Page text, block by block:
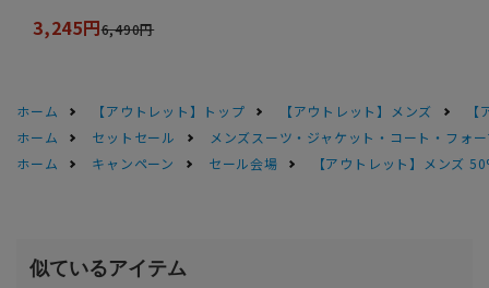
3,245円6,490円
ホーム 【アウトレット】トップ 【アウトレット】メンズ
ホーム
セットセール
メンズスーツ・ジャケット・コート・フォ
ホーム
キャンペーン セール会場 【アウトレット】メンズ